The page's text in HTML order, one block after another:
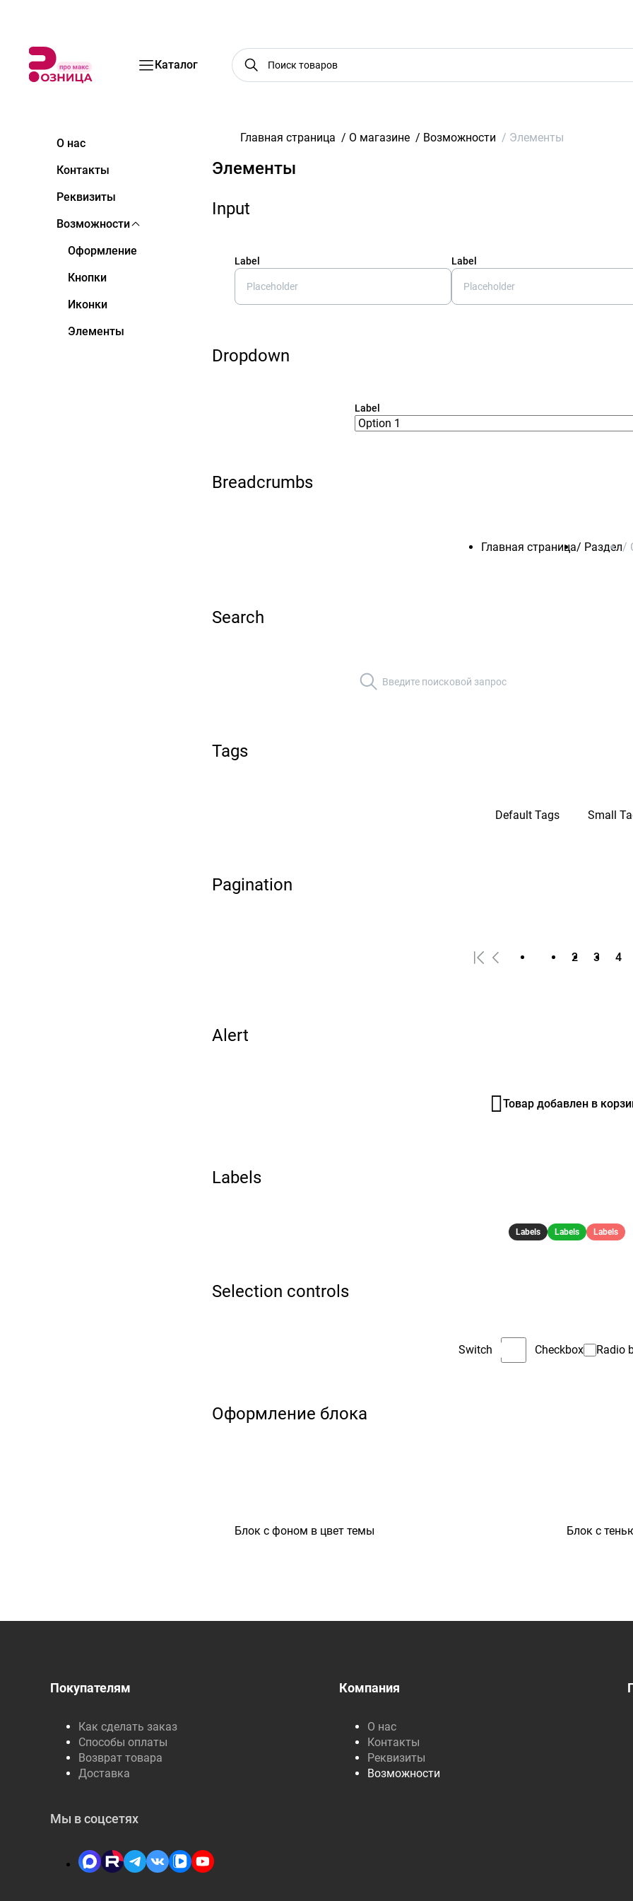
Каталог
О нас
Контакты
Реквизиты
Возможности
Оформление
Кнопки
Иконки
Элементы
Главная страница / О магазине / Возможности / Элементы
Элементы
Input
Label Label
Dropdown
Label
Breadcrumbs
Главная страница/ Раздел/
Search
Tags
Default Tags Small
Pagination
2 3 4
Alert
Товар добавлен в
Labels
Labels Labels Labels
Selection controls
Switch Checkbox Radio
Оформление блока
Блок с фоном в цвет темы Блок с
Покупателям
Как сделать заказ
Способы оплаты
Возврат товара
Доставка
Компания
О нас
Контакты
Реквизиты
Возможности
Мы в соцсетях